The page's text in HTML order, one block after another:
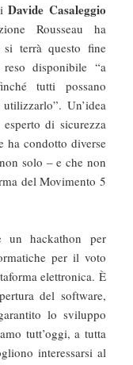
Davide Casaleggio
Rousseau ha
si terrà questo fine
reso disponibile “a
tutti possano
Un’idea
esperto di sicurezza
ha condotto diverse
solo – e che non
del Movimento 5
un hackathon per
per il voto
elettronica. È
del software,
lo sviluppo
tutt’oggi, a tutta
interessarsi al